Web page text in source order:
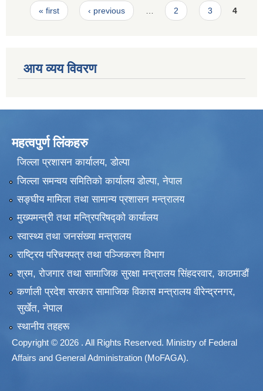
Pages
« first ‹ previous … 2 3 4
आय व्यय विवरण
महत्वपुर्ण लिंकहरु
जिल्ला प्रशासन कार्यालय, डोल्पा
जिल्ला समन्वय समितिको कार्यालय डोल्पा, नेपाल
सङ्‍घीय मामिला तथा सामान्य प्रशासन मन्त्रालय
मुख्यमन्त्री तथा मन्त्रिपरिषद्को कार्यालय
स्वास्थ्य तथा जनसंख्या मन्त्रालय
राष्ट्रिय परिचयपत्र तथा पञ्जिकरण विभाग
श्रम, रोजगार तथा सामाजिक सुरक्षा मन्त्रालय सिंहदरवार, काठमाडाैं
कर्णाली प्रदेश सरकार सामाजिक विकास मन्त्रालय वीरेन्द्रनगर,
सुर्खेत, नेपाल
स्थानीय तहहरू
Copyright © 2026 . All Rights Reserved. Ministry of Federal
Affairs and General Administration (MoFAGA).